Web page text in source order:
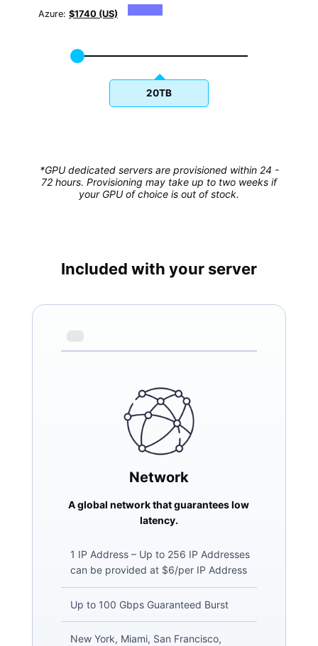
Azure: $1740 (US)
20TB
*GPU dedicated servers are provisioned within 24 -
72 hours. Provisioning may take up to two weeks if
your GPU of choice is out of stock.
Included with your server
Network
A global network that guarantees low
latency.
1 IP Address – Up to 256 IP Addresses
can be provided at $6/per IP Address
Up to 100 Gbps Guaranteed Burst
New York, Miami, San Francisco,